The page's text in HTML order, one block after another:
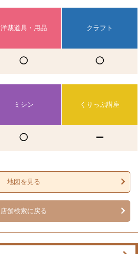
洋裁道具・用品 クラフト
◯ ◯
ミシン くりっぷ講座
◯ ー
地図を見る
店舗検索に戻る